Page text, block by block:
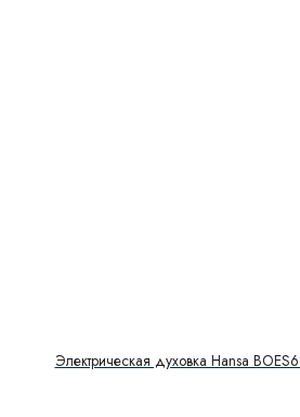
Электрическая духовка Hansa